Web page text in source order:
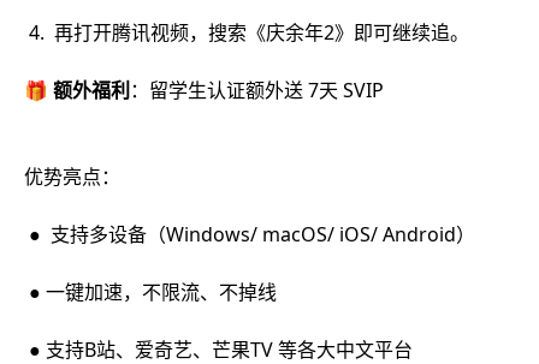
4. 再打开腾讯视频，搜索《庆余年2》即可继续追。
🎁 额外福利：留学生认证额外送 7天 SVIP
优势亮点：
● 支持多设备（Windows/ macOS/ iOS/ Android）
● 一键加速，不限流、不掉线
● 支持B站、爱奇艺、芒果TV 等各大中文平台